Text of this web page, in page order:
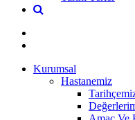
Kurumsal
Hastanemiz